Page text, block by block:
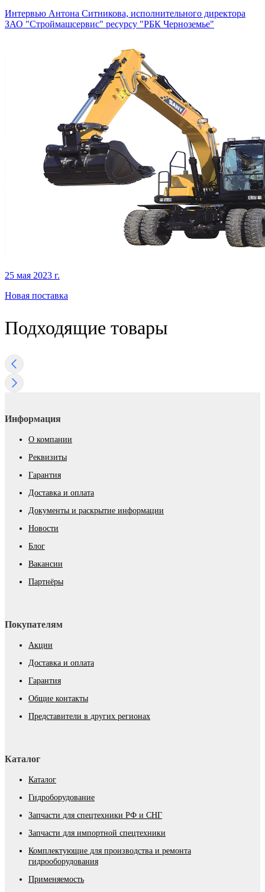
Интервью Антона Ситникова, исполнительного директора
ЗАО "Строймашсервис" ресурсу "РБК Черноземье"
25 мая 2023 г.
Новая поставка
Подходящие товары
Информация
О компании
Реквизиты
Гарантия
Доставка и оплата
Документы и раскрытие информации
Новости
Блог
Вакансии
Партнёры
Покупателям
Акции
Доставка и оплата
Гарантия
Общие контакты
Представители в других регионах
Каталог
Каталог
Гидроборудование
Запчасти для спецтехники РФ и СНГ
Запчасти для импортной спецтехники
Комплектующие для производства и ремонта
гидрооборудования
Применяемость